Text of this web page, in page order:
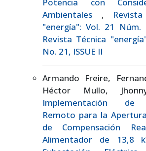
Potencia con
Ambientales ,
"energía": Vol. 21 Núm.
Revista Técnica
No. 21, ISSUE II
Armando Freire,
Héctor Mullo,
Implementación de
Remoto para la
de Compensación
Alimentador de 13,8